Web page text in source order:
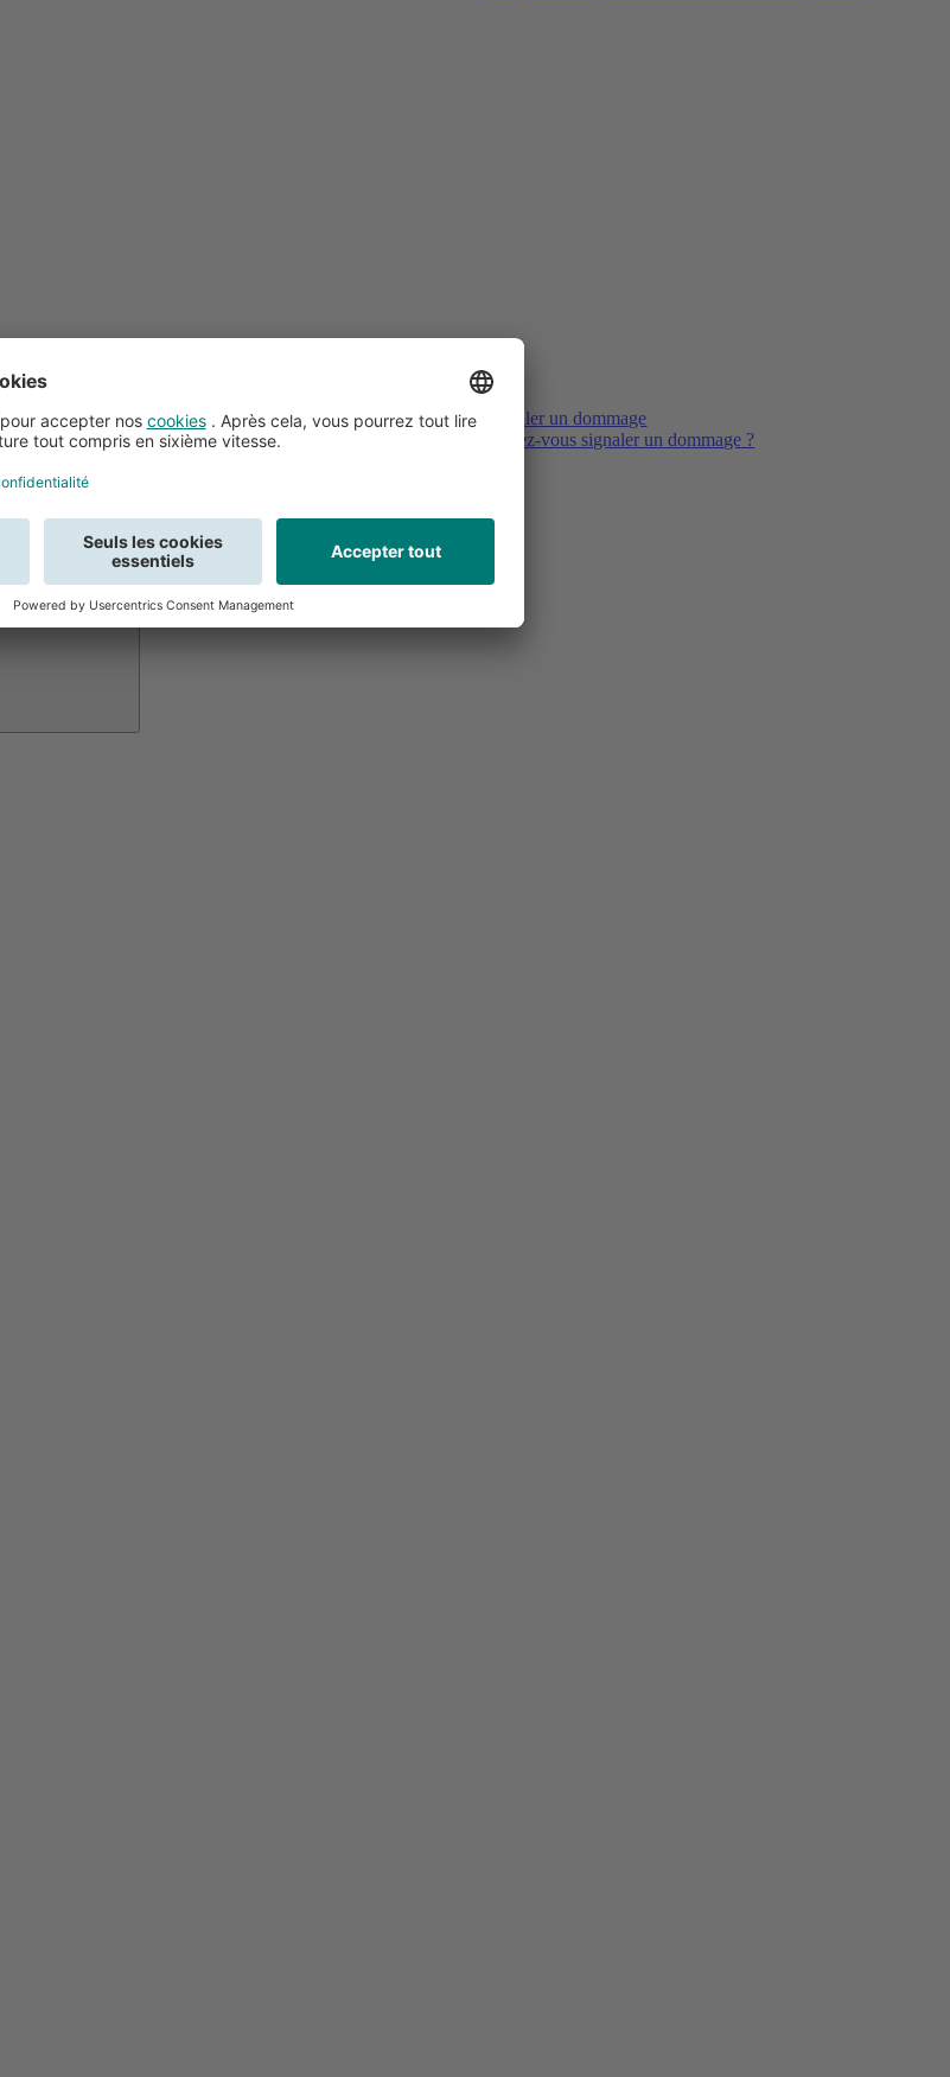
Signaler un dommage
Voulez-vous signaler un dommage ?